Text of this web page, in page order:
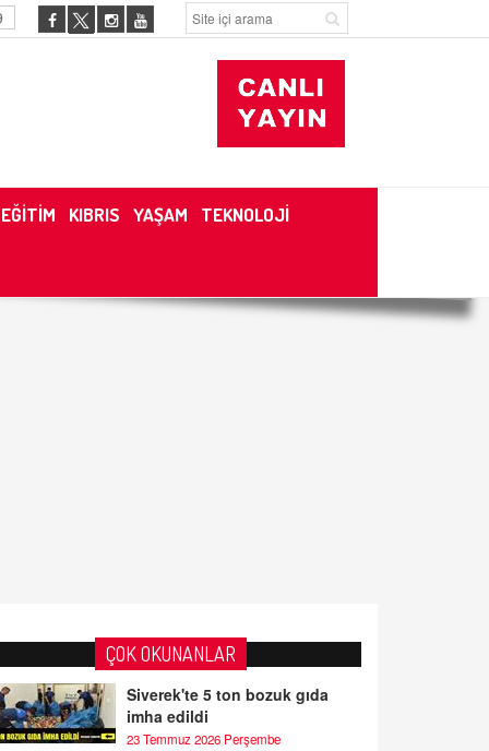
EĞİTİM KIBRIS YAŞAM TEKNOLOJİ
ÇOK OKUNANLAR
Siverek'te 5 ton bozuk gıda
imha edildi
23 Temmuz 2026 Perşembe